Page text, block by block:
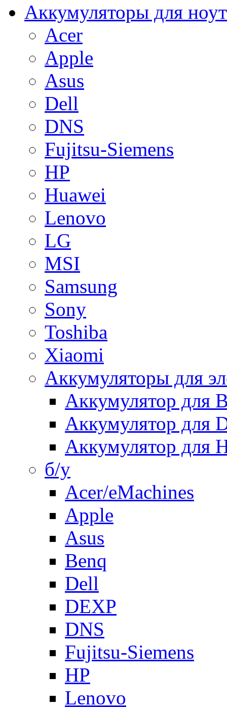
Аккумуляторы для
Acer
Apple
Asus
Dell
DNS
Fujitsu-Siemens
HP
Huawei
Lenovo
LG
MSI
Samsung
Sony
Toshiba
Xiaomi
Аккумуляторы для
Аккумулятор для
Аккумулятор для
Аккумулятор для
б/у
Acer/eMachines
Apple
Asus
Benq
Dell
DEXP
DNS
Fujitsu-Siemens
HP
Lenovo